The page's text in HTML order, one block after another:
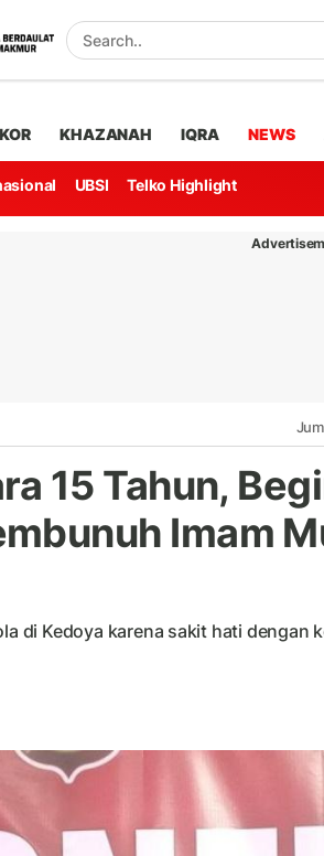
KHAZANAH IQRA NEWS
UBSI Telko Highlight
15 Tahun,
Imam
di Kedoya karena sakit hati dengan